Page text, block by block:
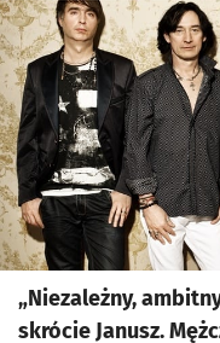
Kliknij, aby powiększyć
„Niezależny,
skrócie Janusz.